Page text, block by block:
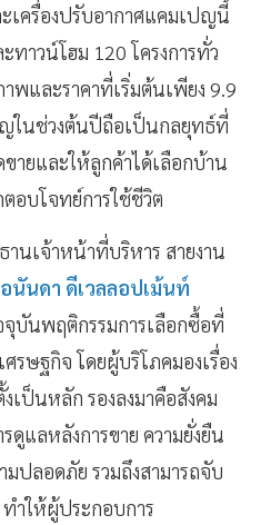
เครื่องปรับอากาศแคมเปญนี้
ทาวน์โฮม 120 โครงการทั่ว
พและราคาที่เริ่มต้นเพียง 9.9
ในช่วงต้นปีถือเป็นกลยุทธ์ที่
ายและให้ลูกค้าได้เลือกบ้าน
อบโจทย์การใช้ชีวิต
านเจ้าหน้าที่บริหาร สายงาน
อนันดา ดีเวลลอปเม้นท์
บันพฤติกรรมการเลือกซื้อที่
รษฐกิจ โดยผู้บริโภคมองเรื่อง
เป็นหลัก รองลงมาคือสังคม
ดูแลหลังการขาย ความยั่งยืน
ปลอดภัย รวมถึงสามารถจับ
ำให้ผู้ประกอบการ